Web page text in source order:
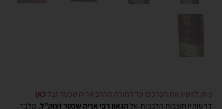
ניתן להשיג את הכרכים על התורה מהרב אריה שכטר זצלכאן
דרשותיו חוצבות הלבבות שלהגאון רבי אריה שכטר זצוק”ל, מלבד